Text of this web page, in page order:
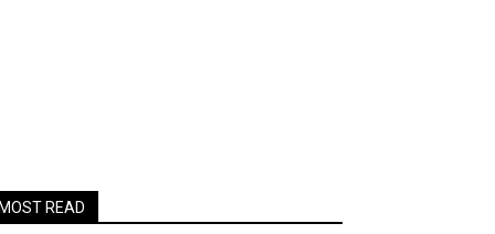
MOST READ